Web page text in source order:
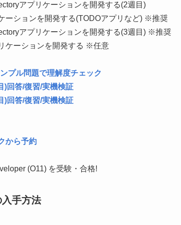
アプリケーションを開発する(2週目)
ーションを開発する(TODOアプリなど) ※推奨
アプリケーションを開発する(3週目) ※推奨
ケーションを開発する ※任意
プル問題で理解度チェック
)回答/復習/実機検証
)回答/復習/実機検証
から予約
(O11) を受験・合格!
手方法